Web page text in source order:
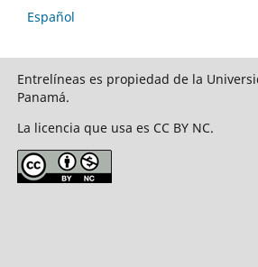
Español
Entrelíneas es propiedad de la
Panamá.
La licencia que usa es CC BY NC.